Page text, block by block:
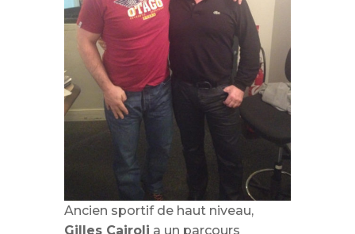
Ancien sportif de haut niveau,
Gilles Cairoli a un parcours